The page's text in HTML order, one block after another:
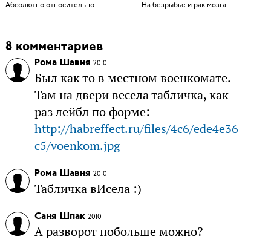
Абсолютно относительно На безрыбье и рак мозга
8 комментариев
Рома Шавня 2010
Был как то в местном военкомате.
Там на двери весела табличка, как
раз лейбл по форме:
http://habreffect.ru/files/4c6/ede4e36
c5/voenkom.jpg
Рома Шавня 2010
Табличка вИсела :)
Саня Шпак 2010
А разворот побольше можно?